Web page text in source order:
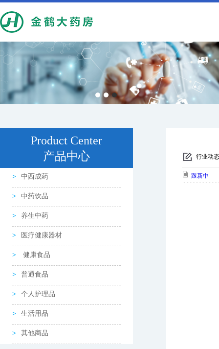
Product Center
产品中心
中西成药
中药饮品
养生中药
医疗健康器材
健康食品
普通食品
个人护理品
生活用品
其他商品
行业动态
跟新中